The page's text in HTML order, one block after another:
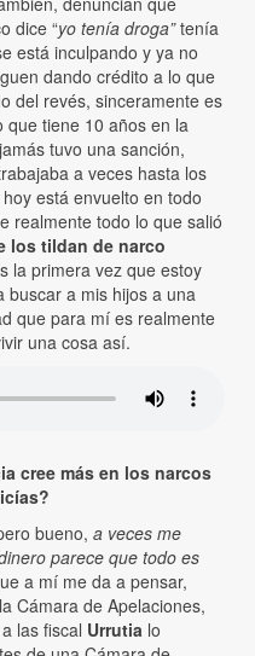
dice “yo tenía droga”tenía
está inculpando y ya no
dando crédito a lo que
del revés, sinceramente es
que tiene 10 años en la
tuvo una sanción,
a veces hasta los
está envuelto en todo
realmente todo lo que salió
los tildan de narco
la primera vez que estoy
buscar a mis hijos a una
que para mí es realmente
una cosa así.
cree más en los narcos
bueno, a veces me
parece que todo es
a mí me da a pensar,
Cámara de Apelaciones,
las fiscal Urrutia lo